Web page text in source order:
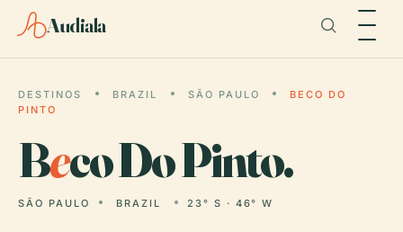
Audiala
DESTINOS BRAZIL SÃO PAULO
BECO DO
PINTO
Beco Do Pinto.
SÃO PAULO BRAZIL 23° S · 46° W